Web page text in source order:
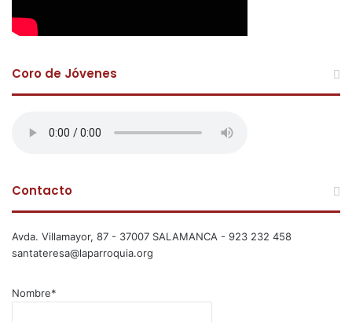
Coro de Jóvenes
Contacto
Avda. Villamayor, 87 - 37007 SALAMANCA - 923 232 458
santateresa@laparroquia.org
Nombre*